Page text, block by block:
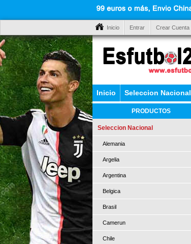
Inicio Entrar Crear Cuenta
Inicio Seleccion Nacional
PRODUCTOS
Seleccion Nacional
Alemania
Argelia
Argentina
Belgica
Brasil
Camerun
Chile